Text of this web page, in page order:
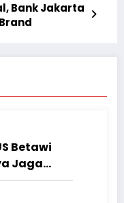
Bank Jakarta
Betawi
Jaga